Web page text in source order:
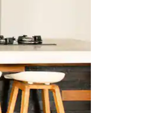
с докосване или плъзгане.